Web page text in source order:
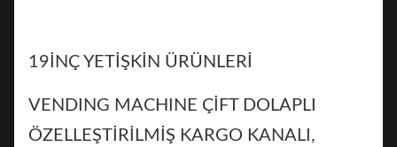
19İNÇ YETİŞKİN ÜRÜNLERİ
VENDING MACHINE ÇİFT DOLAPLI
ÖZELLEŞTİRİLMİŞ KARGO KANALI,